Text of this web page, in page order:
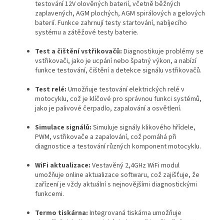
testování 12V olověných baterií, včetně běžných
zaplavených, AGM plochých, AGM spirálových a gelových
baterií. Funkce zahrnují testy startování, nabíjecího
systému a zátěžové testy baterie.
Test a čištění vstřikovačů: Diagnostikuje problémy se
vstřikovači, jako je ucpání nebo špatný výkon, a nabízí
funkce testování, čištění a detekce signálu vstřikovačů.
Test relé: Umožňuje testování elektrických relé v
motocyklu, což je klíčové pro správnou funkci systémů,
jako je palivové čerpadlo, zapalování a osvětlení.
Simulace signálů: Simuluje signály klikového hřídele,
PWM, vstřikovače a zapalování, což pomáhá při
diagnostice a testování různých komponent motocyklu.
WiFi aktualizace: Vestavěný 2,4GHz WiFi modul
umožňuje online aktualizace softwaru, což zajišťuje, že
zařízení je vždy aktuální s nejnovějšími diagnostickými
funkcemi.
Termo tiskárna: Integrovaná tiskárna umožňuje